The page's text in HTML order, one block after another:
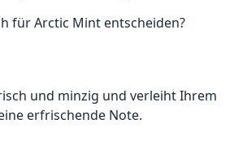
für Arctic Mint entscheiden?
und minzig und verleiht Ihrem
erfrischende Note.